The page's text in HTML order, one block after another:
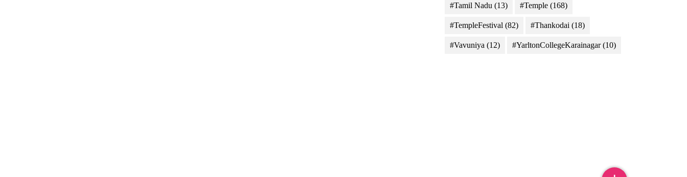
#Tamil Nadu (13) #Temple(168)
#TempleFestival (82) #Thankodai (18)
#Vavuniya (12) #YarltonCollegeKarainagar(10)